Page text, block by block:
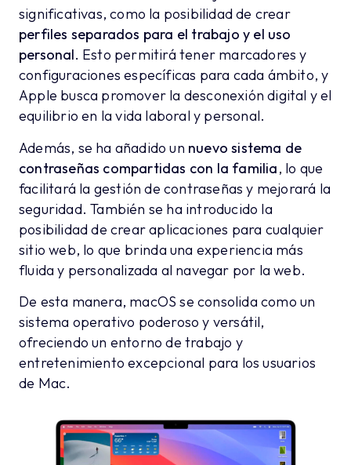
significativas, como la posibilidad de crear
perfiles separados para el trabajo y el uso
personal. Esto permitirá tener marcadores y
configuraciones específicas para cada ámbito, y
Apple busca promover la desconexión digital y el
equilibrio en la vida laboral y personal.
Además, se ha añadido un nuevo sistema de
contraseñas compartidas con la familia, lo que
facilitará la gestión de contraseñas y mejorará la
seguridad. También se ha introducido la
posibilidad de crear aplicaciones para cualquier
sitio web, lo que brinda una experiencia más
fluida y personalizada al navegar por la web.
De esta manera, macOS se consolida como un
sistema operativo poderoso y versátil,
ofreciendo un entorno de trabajo y
entretenimiento excepcional para los usuarios
de Mac.